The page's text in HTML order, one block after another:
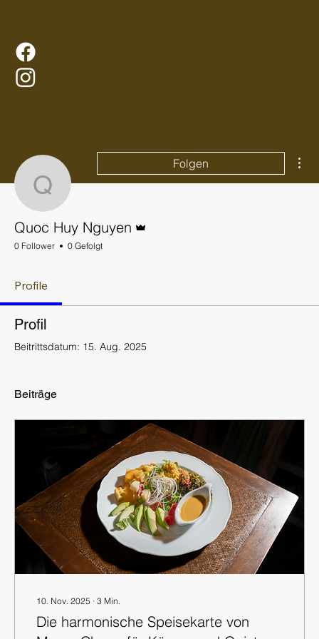
Quoc Huy Nguyen
Folgen
Quoc Huy Nguyen
0 Follower 0 Gefolgt
Profile
Profil
Beitrittsdatum: 15. Aug. 2025
Beiträge
10. Nov. 2025 ∙ 3 Min.
Die harmonische Speisekarte von